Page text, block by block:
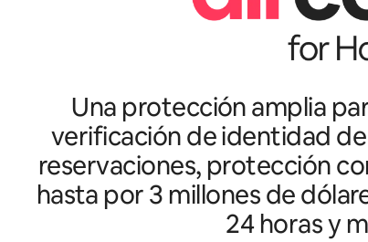
Una protección amplia
verificación de identidad
reservaciones, protección
hasta por 3 millones de
24 horas y